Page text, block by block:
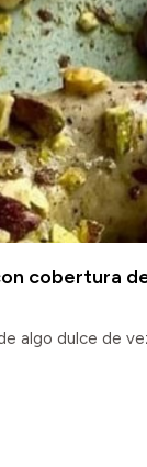
cobertura
algo dulce de